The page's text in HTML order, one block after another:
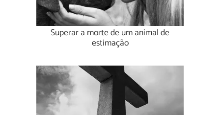
Superar a morte de um animal de
estimação